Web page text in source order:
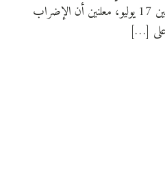
الإضراب منذ أول أمس الإثنين 17 يوليو، معلنين أن الإضراب